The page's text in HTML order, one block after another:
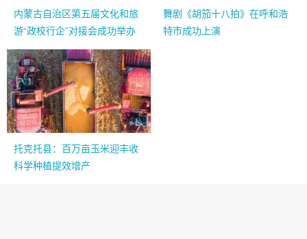
内蒙古自治区第五届文化和旅
游“政校行企”对接会成功举办
舞剧《胡笳十八拍》在呼和浩
特市成功上演
托克托县：百万亩玉米迎丰收
科学种植提效增产